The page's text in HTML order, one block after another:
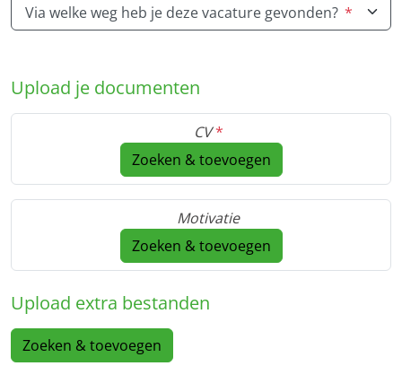
Via welke weg heb je deze vacature gevonden? *
Upload je documenten
CV *
Zoeken & toevoegen
Motivatie
Zoeken & toevoegen
Upload extra bestanden
Zoeken & toevoegen